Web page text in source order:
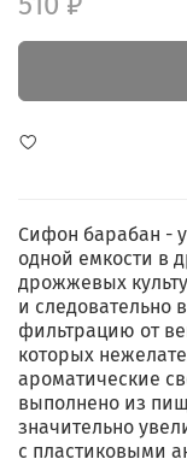
Сифон барабан -
одной емкости в
дрожжевых
и следовательно
фильтрацию от
которых
ароматические
выполнено из
значительно
с пластиковыми